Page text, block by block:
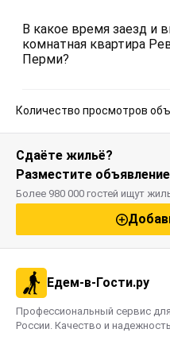
может быть выше.
Оцените преимущества
памятник “Пермяк
пешком. Набережная в
Рядом: ПНИТИ (Политех),
больница, стадион
Горького, Пермэнерго.
В радиусе 300 метров
супермаркеты, банки,
рестораны, торговые
В какое время заезд и
комнатная квартира
Перми?
Количество просмотров
Сдаёте жильё?
Разместите
Более 980 000 гостей ищут
Едем-в-Гости.ру
Профессиональный сервис
России. Качество и